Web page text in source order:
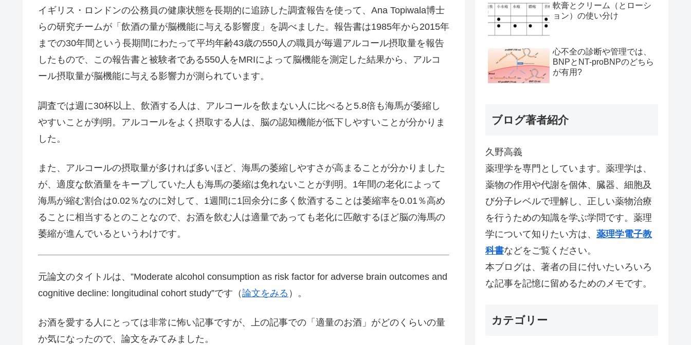
イギリス・ロンドンの公務員の健康状態を長期的に追跡した調査報告を使って、Ana Topiwala博士
らの研究チームが「飲酒の量が脳機能に与える影響度」を調べました。報告書は1985年から2015年
までの30年間という長期間にわたって平均年齢43歳の550人の職員が毎週アルコール摂取量を報告
したもので、この報告書と被験者である550人をMRIによって脳機能を測定した結果から、アルコ
ール摂取量が脳機能に与える影響力が測られています。
調査では週に30杯以上、飲酒する人は、アルコールを飲まない人に比べると5.8倍も海馬が萎縮し
やすいことが判明。アルコールをよく摂取する人は、脳の認知機能が低下しやすいことが分かりま
した。
また、アルコールの摂取量が多ければ多いほど、海馬の萎縮しやすさが高まることが分かりました
が、適度な飲酒量をキープしていた人も海馬の萎縮は免れないことが判明。1年間の老化によって
海馬が縮む割合は0.02％なのに対して、1週間に1回余分に多く飲酒することは萎縮率を0.01％高め
ることに相当するとのことなので、お酒を飲む人は適量であっても老化に匹敵するほど脳の海馬の
萎縮が進んでいるというわけです。
元論文のタイトルは、”Moderate alcohol consumption as risk factor for adverse brain outcomes and
cognitive decline: longitudinal cohort study”です（論文をみる ）。
お酒を愛する人にとっては非常に怖い記事ですが、上の記事での「適量のお酒」がどのくらいの量
か気になったので、論文をみてみました。
軟膏とクリーム（とローシ
ョン）の使い分け
心不全の診断や管理では、
BNPとNT-proBNPのどちら
が有用?
ブログ著者紹介
久野高義
薬理学を専門としています。薬理学は、
薬物の作用や代謝を個体、臓器、細胞及
び分子レベルで理解し、正しい薬物治療
を行うための知識を学ぶ学問です。薬理
学について知りたい方は、 薬理学電子教
科書などをご覧ください。
本ブログは、著者の目に付いたいろいろ
な記事を記憶に留めるためのメモです。
カテゴリー